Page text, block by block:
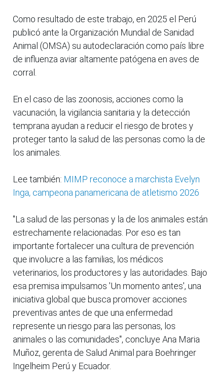
Como resultado de este trabajo, en 2025 el Perú
publicó ante la Organización Mundial de Sanidad
Animal (OMSA) su autodeclaración como país libre
de influenza aviar altamente patógena en aves de
corral.
En el caso de las zoonosis, acciones como la
vacunación, la vigilancia sanitaria y la detección
temprana ayudan a reducir el riesgo de brotes y
proteger tanto la salud de las personas como la de
los animales.
Lee también: MIMP reconoce a marchista Evelyn
Inga, campeona panamericana de atletismo 2026
"La salud de las personas y la de los animales están
estrechamente relacionadas. Por eso es tan
importante fortalecer una cultura de prevención
que involucre a las familias, los médicos
veterinarios, los productores y las autoridades. Bajo
esa premisa impulsamos 'Un momento antes', una
iniciativa global que busca promover acciones
preventivas antes de que una enfermedad
represente un riesgo para las personas, los
animales o las comunidades", concluye Ana Maria
Muñoz, gerenta de Salud Animal para Boehringer
Ingelheim Perú y Ecuador.